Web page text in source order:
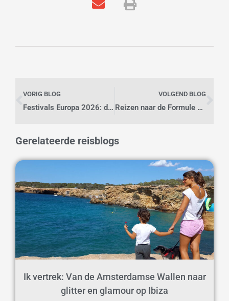
VORIG BLOG
Festivals Europa 2026: deze 11 festivals in het buitenland wil je niet missen!
VOLGEND BLOG
Reizen naar de Formule 1 in 2026 & F1 kalender
Gerelateerde reisblogs
Ik vertrek: Van de Amsterdamse Wallen naar
glitter en glamour op Ibiza